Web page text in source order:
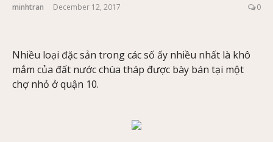
minhtran December 12, 2017 0
Nhiều loại đặc sản trong các số ấy nhiều nhất là khô
mắm của đất nước chùa tháp được bày bán tại một
chợ nhỏ ở quận 10.